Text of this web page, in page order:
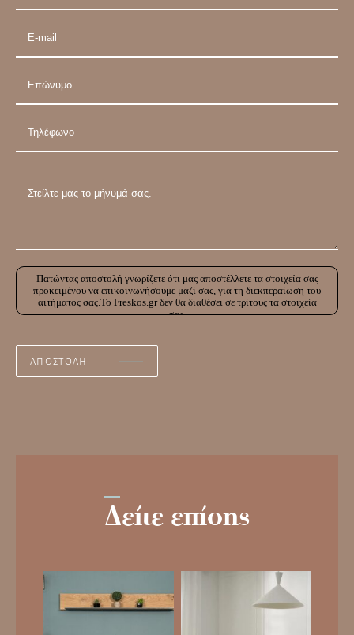
Πατώντας αποστολή γνωρίζετε ότι μας αποστέλλετε τα στοιχεία σας
προκειμένου να επικοινωνήσουμε μαζί σας, για τη διεκπεραίωση του
αιτήματος σας.Το Freskos.gr δεν θα διαθέσει σε τρίτους τα στοιχεία
σας.
Δείτε επίσης